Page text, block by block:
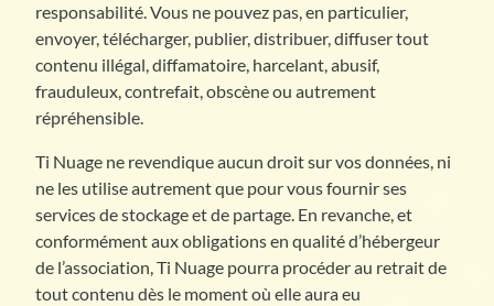
responsabilité. Vous ne pouvez pas, en particulier,
envoyer, télécharger, publier, distribuer, diffuser tout
contenu illégal, diffamatoire, harcelant, abusif,
frauduleux, contrefait, obscène ou autrement
répréhensible.
Ti Nuage ne revendique aucun droit sur vos données, ni
ne les utilise autrement que pour vous fournir ses
services de stockage et de partage. En revanche, et
conformément aux obligations en qualité d’hébergeur
de l’association, Ti Nuage pourra procéder au retrait de
tout contenu dès le moment où elle aura eu